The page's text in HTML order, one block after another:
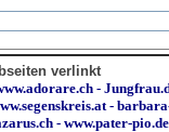
verlinkt
-
-
- www.pater-pio.de